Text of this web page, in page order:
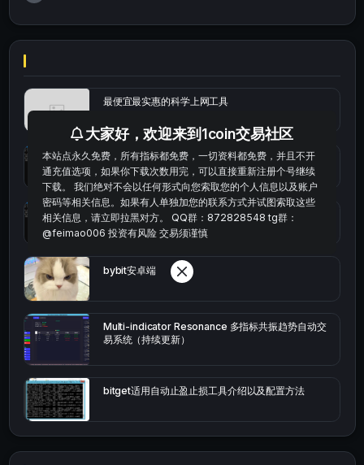
最便宜最实惠的科学上网工具
统计涨跌幅的python代码
okx的短线量化的免费版本
bybit安卓端
Multi-indicator Resonance 多指标共振趋势自动交
易系统（持续更新）
bitget适用自动止盈止损工具介绍以及配置方法
大家好，欢迎来到1coin交易社区
本站点永久免费，所有指标都免费，一切资料都免费，并且不开
通充值选项，如果你下载次数用完，可以直接重新注册个号继续
下载。 我们绝对不会以任何形式向您索取您的个人信息以及账户
密码等相关信息。如果有人单独加您的联系方式并试图索取这些
相关信息，请立即拉黑对方。 QQ群：872828548 tg群：
@feimao006 投资有风险 交易须谨慎